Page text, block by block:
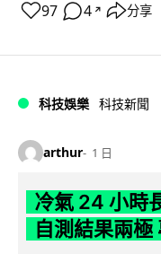
97 4 ↗ 分享
科技娛樂 科技新聞
arthur 1 日
冷氣 24 小時
自測結果兩極